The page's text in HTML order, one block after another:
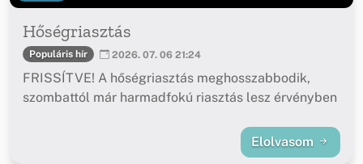
Hőségriasztás
Populáris hír 2026. 07. 06 21:24
FRISSÍTVE! A hőségriasztás meghosszabbodik,
szombattól már harmadfokú riasztás lesz érvényben
Elolvasom